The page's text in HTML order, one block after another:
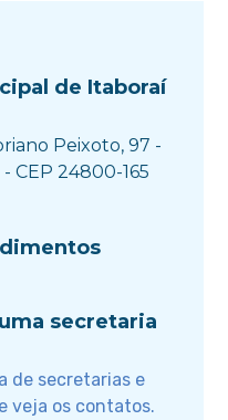
de Itaboraí
Peixoto, 97 -
CEP 24800-165
secretaria
de secretarias e
veja os contatos.